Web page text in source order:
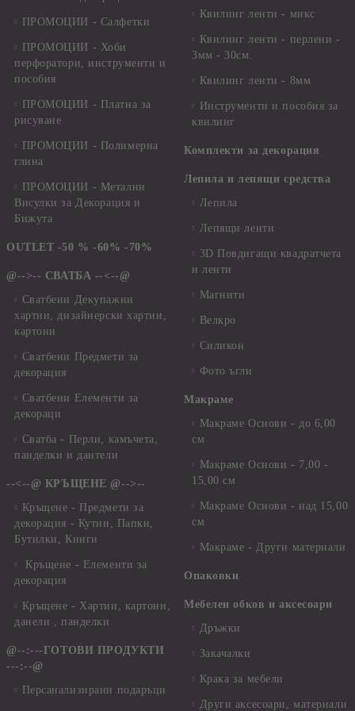
ПРОМОЦИИ - Салфетки
ПРОМОЦИИ - Хоби
перфоратори, инструменти и
пособия
ПРОМОЦИИ - Платна за
рисуване
ПРОМОЦИИ - Полимерна
глина
ПРОМОЦИИ - Метални
Висулки за Декорация и
Бижута
OUTLET -50 % -60% -70%
@-->-- СВАТБА --<--@
Сватбени Декупажни
хартии, дизайнерски хартии,
картони
Сватбени Предмети за
декорация
Сватбени Елементи за
декораци
Сватба - Перли, камъчета,
панделки и дантели
--<--@ КРЪЩЕНЕ @-->--
Кръщене - Предмети за
декорация - Кутии, Папки,
Бутилки, Книги
Кръщене - Елементи за
декорация
Кръщене - Хартии, картони,
данели , панделки
@--:---ГОТОВИ ПРОДУКТИ
---:--@
Персанализирани подаръци
Квилинг ленти - микс
Квилинг ленти - перлени -
3мм - 30см.
Квилинг ленти - 8мм
Инструменти и пособия за
квилинг
Комплекти за декорация
Лепила и лепящи средства
Лепила
Лепящи ленти
3D Повдигащи квадратчета
и ленти
Магнити
Велкро
Силикон
Фото ъгли
Макраме
Макраме Основи - до 6,00
см
Макраме Основи - 7,00 -
15,00 см
Макраме Основи - над 15,00
см
Макраме - Други материали
Опаковки
Мебелен обков и аксесоари
Дръжки
Закачалки
Крака за мебели
Други аксесоари, материали